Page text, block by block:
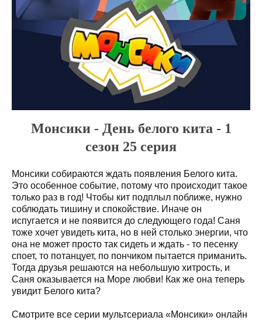
Монсики - День белого кита - 1
сезон 25 серия
Монсики собираются ждать появления Белого кита.
Это особенное событие, потому что происходит такое
только раз в год! Чтобы кит подплыл поближе, нужно
соблюдать тишину и спокойствие. Иначе он
испугается и не появится до следующего года! Саня
тоже хочет увидеть кита, но в ней столько энергии, что
она не может просто так сидеть и ждать - то песенку
споет, то потанцует, по пончиком пытается приманить.
Тогда друзья решаются на небольшую хитрость, и
Саня оказывается на Море любви! Как же она теперь
увидит Белого кита?
Смотрите все серии мультсериала «Монсики» онлайн